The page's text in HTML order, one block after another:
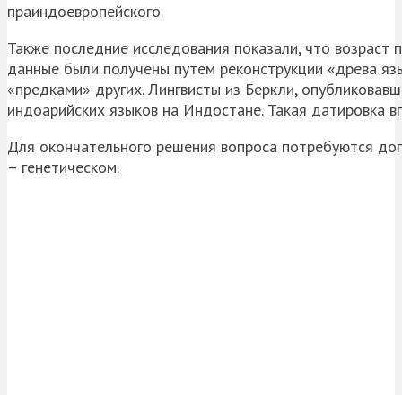
праиндоевропейского.
Также последние исследования показали, что
данные были получены путем реконструкции «древа
«предками» других. Лингвисты из Беркли,
индоарийских языков на Индостане. Такая датировка
Для окончательного решения вопроса потребуются
– генетическом.